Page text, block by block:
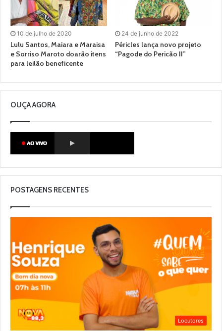
10 de julho de 2020
Lulu Santos, Maiara e Maraisa
e Sorriso Maroto doarão itens
para leilão beneficente
24 de junho de 2022
Péricles lança novo projeto
“Pagode do Pericão II”
OUÇA AGORA
POSTAGENS RECENTES
Locutores